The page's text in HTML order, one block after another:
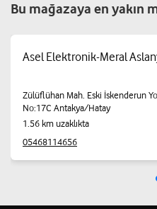
Bu mağazaya en yakın
Asel Elektronik-Meral
Zülüflühan Mah. Eski İskenderun
No:17C Antakya/Hatay
1.56 km uzaklıkta
05468114656